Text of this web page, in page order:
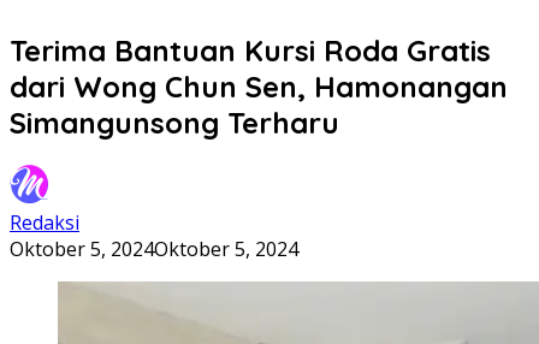
Terima Bantuan Kursi Roda Gratis
dari Wong Chun Sen, Hamonangan
Simangunsong Terharu
Redaksi
Oktober 5, 2024Oktober 5, 2024